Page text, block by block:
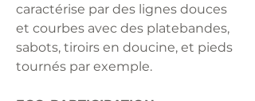
caractérise par des lignes douces
et courbes avec des platebandes,
sabots, tiroirs en doucine, et pieds
tournés par exemple.